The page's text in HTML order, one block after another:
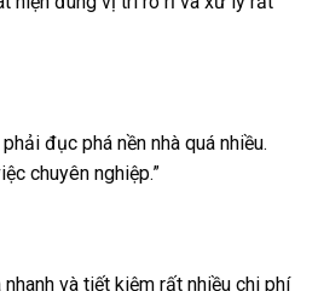
đục phá nền nhà quá nhiều.
chuyên nghiệp.”
nhanh và tiết kiệm rất nhiều chi phí